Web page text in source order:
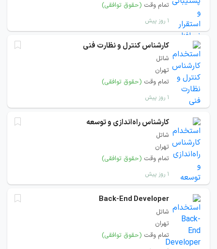
تمام وقت (حقوق توافقی)
۱ روز پیش
کارشناس کنترل و نظارت فنی
شاتل
تهران
تمام وقت (حقوق توافقی)
۱ روز پیش
کارشناس راه‌اندازی و توسعه
شاتل
تهران
تمام وقت (حقوق توافقی)
۱ روز پیش
Back-End Developer
شاتل
تهران
تمام وقت (حقوق توافقی)